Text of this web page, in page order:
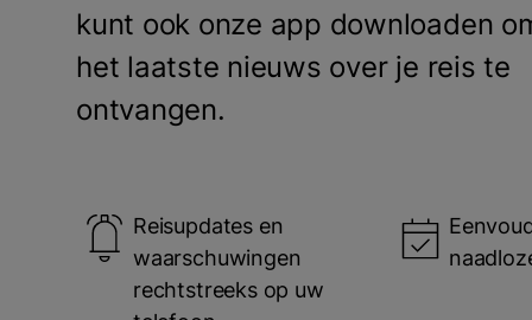
kunt ook onze app downloaden
het laatste nieuws over je reis te
ontvangen.
Reisupdates en
waarschuwingen
rechtstreeks op uw